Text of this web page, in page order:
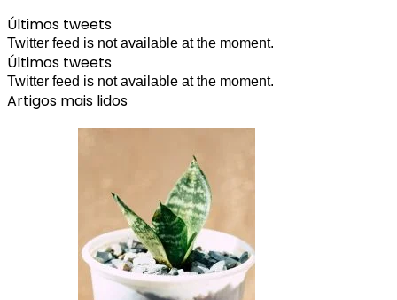
Últimos tweets
Twitter feed is not available at the moment.
Últimos tweets
Twitter feed is not available at the moment.
Artigos mais lidos